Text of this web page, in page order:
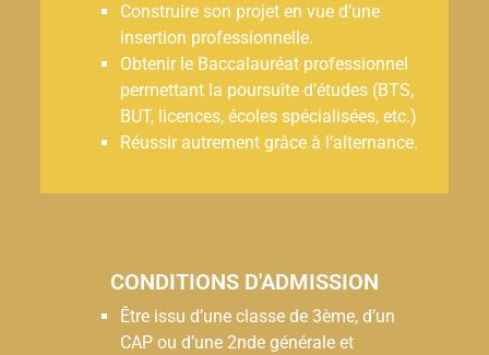
Construire son projet en vue d’une
insertion professionnelle.
Obtenir le Baccalauréat professionnel
permettant la poursuite d’études (BTS,
BUT, licences, écoles spécialisées, etc.)
Réussir autrement grâce à l’alternance.
CONDITIONS D'ADMISSION
Être issu d’une classe de 3ème, d’un
CAP ou d’une 2nde générale et